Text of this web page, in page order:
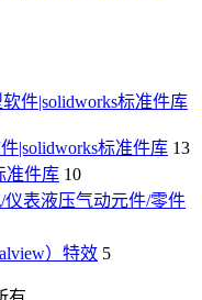
件|solidworks标准件库
|solidworks标准件库 13
准件库 10
仪表液压气动元件/零件
）特效 5